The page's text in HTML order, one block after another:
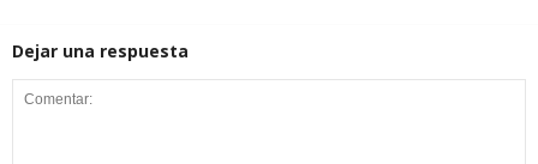
Dejar una respuesta